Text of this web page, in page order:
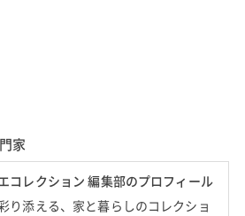
家
コレクション 編集部のプロフィール
彩り添える、家と暮らしのコレクショ